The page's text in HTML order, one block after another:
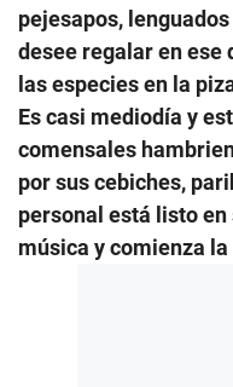
pejesapos,
desee regalar en ese
las especies en la
Es casi mediodía y
comensales
por sus cebiches,
personal está listo
música y comienza